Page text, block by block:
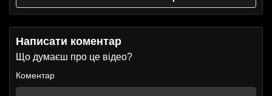
Написати коментар
Що думаєш про це відео?
Коментар